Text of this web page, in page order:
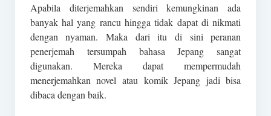
Apabila diterjemahkan sendiri kemungkinan ada
banyak hal yang rancu hingga tidak dapat di nikmati
dengan nyaman. Maka dari itu di sini peranan
penerjemah tersumpah bahasa Jepang sangat
digunakan. Mereka dapat mempermudah
menerjemahkan novel atau komik Jepang jadi bisa
dibaca dengan baik.